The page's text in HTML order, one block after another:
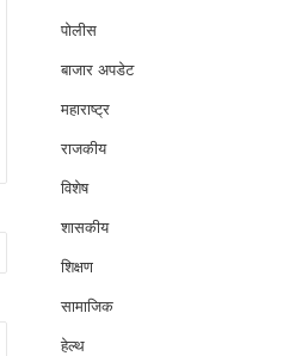
पोलीस
बाजार अपडेट
महाराष्ट्र
राजकीय
विशेष
शासकीय
शिक्षण
सामाजिक
हेल्थ